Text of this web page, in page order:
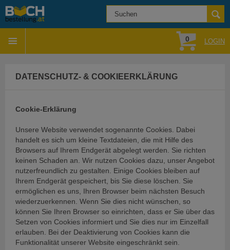
0 LOGIN
DATENSCHUTZ- & COOKIEERKLÄRUNG
Cookie-Erklärung
Unsere Website verwendet sogenannte Cookies. Dabei
handelt es sich um kleine Textdateien, die mit Hilfe des
Browsers auf Ihrem Endgerät abgelegt werden. Sie richten
keinen Schaden an. Wir nutzen Cookies dazu, unser Angebot
nutzerfreundlich zu gestalten. Einige Cookies bleiben auf
Ihrem Endgerät gespeichert, bis Sie diese löschen. Sie
ermöglichen es uns, Ihren Browser beim nächsten Besuch
wiederzuerkennen. Wenn Sie dies nicht wünschen, so
können Sie Ihren Browser so einrichten, dass er Sie über das
Setzen von Cookies informiert und Sie dies nur im Einzelfall
erlauben. Bei der Deaktivierung von Cookies kann die
Funktionalität unserer Website eingeschränkt sein.